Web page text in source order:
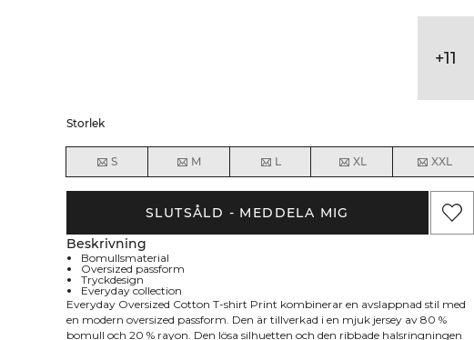
+11
Storlek
S M L XL XXL
SLUTSÅLD - MEDDELA MIG
Beskrivning
Bomullsmaterial
Oversized passform
Tryckdesign
Everyday collection
Everyday Oversized Cotton T-shirt Print kombinerar en avslappnad stil med
en modern oversized passform. Den är tillverkad i en mjuk jersey av 80 %
bomull och 20 % rayon. Den lösa silhuetten och den ribbade halsringningen